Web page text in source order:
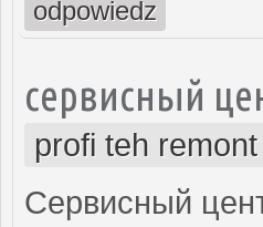
odpowiedz
сервисный
profi teh
Сервисный